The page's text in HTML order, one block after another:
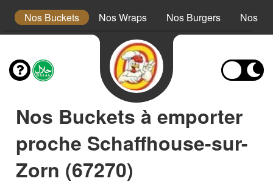
Nos Buckets Nos Wraps Nos Burgers Nos
Nos Buckets à emporter
proche Schaffhouse-sur-
Zorn (67270)